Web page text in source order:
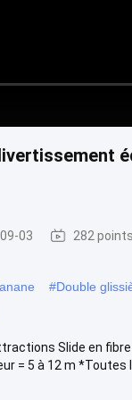
03 282
#Double
Slide en
= 5 à 12 m *Toutes